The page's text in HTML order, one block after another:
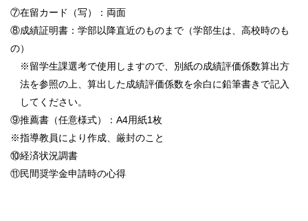
⑦在留カード（写）：両面
⑧成績証明書：学部以降直近のものまで（学部生は、高校時のも
の）
※留学生課選考で使用しますので、別紙の成績評価係数算出方
法を参照の上、算出した成績評価係数を余白に鉛筆書きで記入
してください。
⑨推薦書（任意様式）：A4用紙1枚
※指導教員により作成、厳封のこと
⑩経済状況調書
⑪民間奨学金申請時の心得